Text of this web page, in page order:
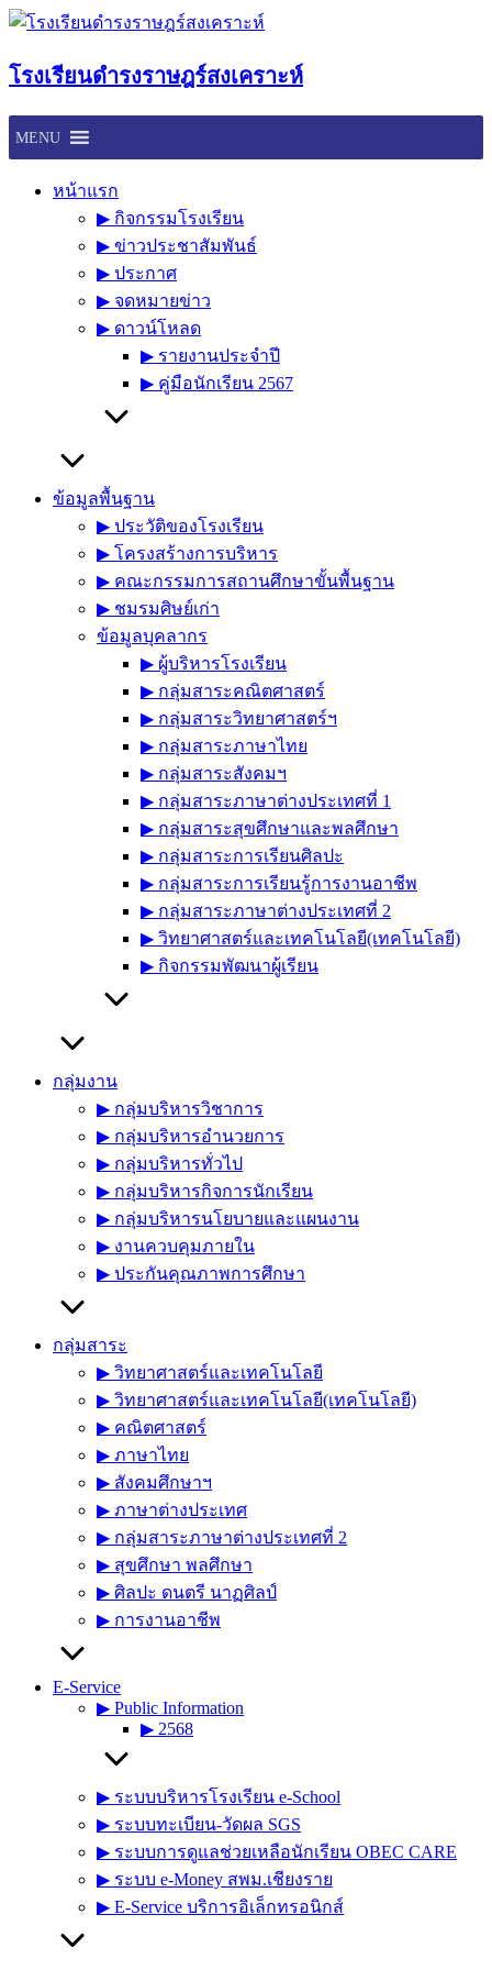
Skip
โรงเรียนดำรงราษฎร์สงเคราะห์
MENU
หน้าแรก
▶︎ กิจกรรมโรงเรียน
▶︎ ข่าวประชาสัมพันธ์
▶︎ ประกาศ
▶︎ จดหมายข่าว
▶︎ ดาวน์โหลด
▶︎ รายงานประจำปี
▶︎ คู่มือนักเรียน 2567
ข้อมูลพื้นฐาน
▶︎ ประวัติของโรงเรียน
▶︎ โครงสร้างการบริหาร
▶︎ คณะกรรมการสถานศึกษาขั้นพื้นฐาน
▶︎ ชมรมศิษย์เก่า
ข้อมูลบุคลากร
▶︎ ผู้บริหารโรงเรียน
▶︎ กลุ่มสาระคณิตศาสตร์
▶︎ กลุ่มสาระวิทยาศาสตร์ฯ
▶︎ กลุ่มสาระภาษาไทย
▶︎ กลุ่มสาระสังคมฯ
▶︎ กลุ่มสาระภาษาต่างประเทศที่ 1
▶︎ กลุ่มสาระสุขศึกษาและพลศึกษา
▶︎ กลุ่มสาระการเรียนศิลปะ
▶︎ กลุ่มสาระการเรียนรู้การงานอาชีพ
▶︎ กลุ่มสาระภาษาต่างประเทศที่ 2
▶︎ วิทยาศาสตร์และเทคโนโลยี(เทคโนโลยี)
▶︎ กิจกรรมพัฒนาผู้เรียน
กลุ่มงาน
▶︎ กลุ่มบริหารวิชาการ
▶︎ กลุ่มบริหารอำนวยการ
▶︎ กลุ่มบริหารทั่วไป
▶︎ กลุ่มบริหารกิจการนักเรียน
▶︎ กลุ่มบริหารนโยบายและแผนงาน
▶︎ งานควบคุมภายใน
▶︎ ประกันคุณภาพการศึกษา
กลุ่มสาระ
▶︎ วิทยาศาสตร์และเทคโนโลยี
▶︎ วิทยาศาสตร์และเทคโนโลยี(เทคโนโลยี)
▶︎ คณิตศาสตร์
▶︎ ภาษาไทย
▶︎ สังคมศึกษาฯ
▶︎ ภาษาต่างประเทศ
▶︎ กลุ่มสาระภาษาต่างประเทศที่ 2
▶︎ สุขศึกษา พลศึกษา
▶︎ ศิลปะ ดนตรี นาฏศิลป์
▶︎ การงานอาชีพ
E-Service
▶︎ Public Information
▶︎ 2568
▶︎ ระบบบริหารโรงเรียน e-School
▶︎ ระบบทะเบียน-วัดผล SGS
▶︎ ระบบการดูแลช่วยเหลือนักเรียน OBEC CARE
▶︎ ระบบ e-Money สพม.เชียงราย
▶︎ E-Service บริการอิเล็กทรอนิกส์